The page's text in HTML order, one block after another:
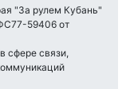
"За рулем Кубань"
59406 от
сфере связи,